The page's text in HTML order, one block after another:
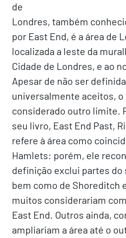
de
Londres, também
por East End, é a área de
localizada a leste da
Cidade de Londres, e ao
Apesar de não ser
universalmente aceitos, o
considerado outro limite.
seu livro, East End Past,
refere à área como
Hamlets: porém, ele
definição exclui partes do
bem como de Shoreditch
muitos considerariam
East End. Outros ainda,
ampliariam a área até o